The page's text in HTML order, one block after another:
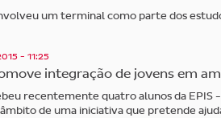
um terminal como parte dos
- 11:25
integração de jovens em
recentemente quatro alunos da EPIS
de uma iniciativa que pretende